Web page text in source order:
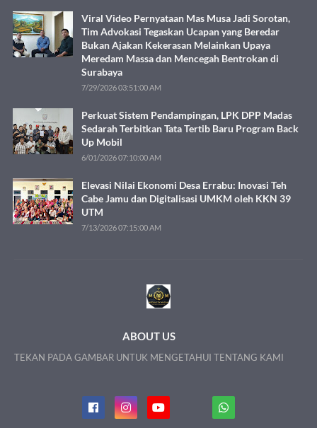
Viral Video Pernyataan Mas Musa Jadi Sorotan,
Tim Advokasi Tegaskan Ucapan yang Beredar
Bukan Ajakan Kekerasan Melainkan Upaya
Meredam Massa dan Mencegah Bentrokan di
Surabaya
7/29/2026 03:51:00 AM
Perkuat Sistem Pendampingan, LPK DPP Madas
Sedarah Terbitkan Tata Tertib Baru Program Back
Up Mobil
6/01/2026 07:10:00 AM
Elevasi Nilai Ekonomi Desa Errabu: Inovasi Teh
Cabe Jamu dan Digitalisasi UMKM oleh KKN 39
UTM
7/13/2026 07:15:00 AM
ABOUT US
TEKAN PADA GAMBAR UNTUK MENGETAHUI TENTANG KAMI